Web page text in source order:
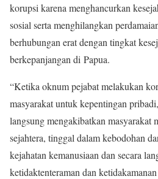
korupsi karena menghancurkan
sosial serta menghilangkan
berhubungan erat dengan tingkat
berkepanjangan di Papua.
“Ketika oknum pejabat melakukan
masyarakat untuk kepentingan
langsung mengakibatkan masyarakat
sejahtera, tinggal dalam kebodohan
kejahatan kemanusiaan dan secara
ketidaktenteraman dan